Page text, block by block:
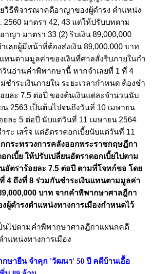
วิธีพิจารณาคดีอาญาของผู้ดํารง ตําแหน่ง
2560 มาตรา 42, 43 แต่ให้ปรับบทตาม
ญา มาตรา 33 (2) ริบเงิน 89,000,000
เลยผู้มีหน้าที่ต้องส่งเงิน 89,000,000 บาท
ทนตามมูลค่าของเงินที่ศาลสั่งริบภายในกํา
นอ่านคําพิพากษานี้ หากจําเลยที่ 1 ที่ 4
ชําระเงินภายใน ระยะเวลากําหนด ต้องชํา
ยละ 7.5 ต่อปี ของต้นเงินแต่ละจํานวนนับ
2563 เป็นต้นไปจนถึงวันที่ 10 เมษายน
ยละ 5 ต่อปี นับแต่วันที่ 11 เมษายน 2564
ระ เสร็จ แต่อัตราดอกเบี้ยนับแต่วันที่ 11
กระทรวงการคลังออกพระราชกฤษฎีกา
กเบี้ย ให้ปรับเปลี่ยนอัตราดอกเบี้ยไปตาม
อัตราร้อยละ 7.5 ต่อปี ตามที่โจทก์ขอ โดย
4 ถึงที่ 8 ร่วมกันชําระเงินแทนตามมูลค่า
บาท จากคําพิพากษาศาลฎีกา
ผู้ดํารงตําแหน่งทางการเมืองกําหนดไว้
นไปตามคําพิพากษาศาลฎีกาแผนกคดี
แหน่งทางการเมือง
ษายืน จำคุก 'วัฒนา' 50 ปี คดีบ้านเอื้อ